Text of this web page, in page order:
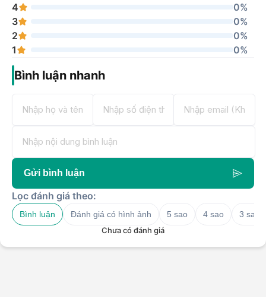
4
0%
3
0%
2
0%
1
0%
Bình luận nhanh
Gửi bình luận
Lọc đánh giá theo:
Bình luận Đánh giá có hình ảnh 5 sao 4 sao
3 sao
Chưa có đánh giá